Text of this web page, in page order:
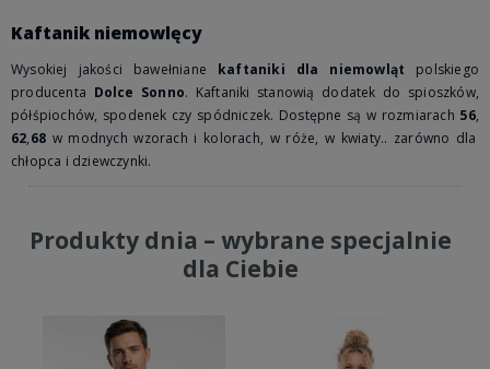
Kaftanik niemowlęcy
Wysokiej jakości bawełniane kaftaniki dla niemowląt polskiego
producenta Dolce Sonno. Kaftaniki stanowią dodatek do spioszków,
półśpiochów, spodenek czy spódniczek. Dostępne są w rozmiarach 56,
62,68 w modnych wzorach i kolorach, w róże, w kwiaty.. zarówno dla
chłopca i dziewczynki.
Produkty dnia – wybrane specjalnie
dla Ciebie